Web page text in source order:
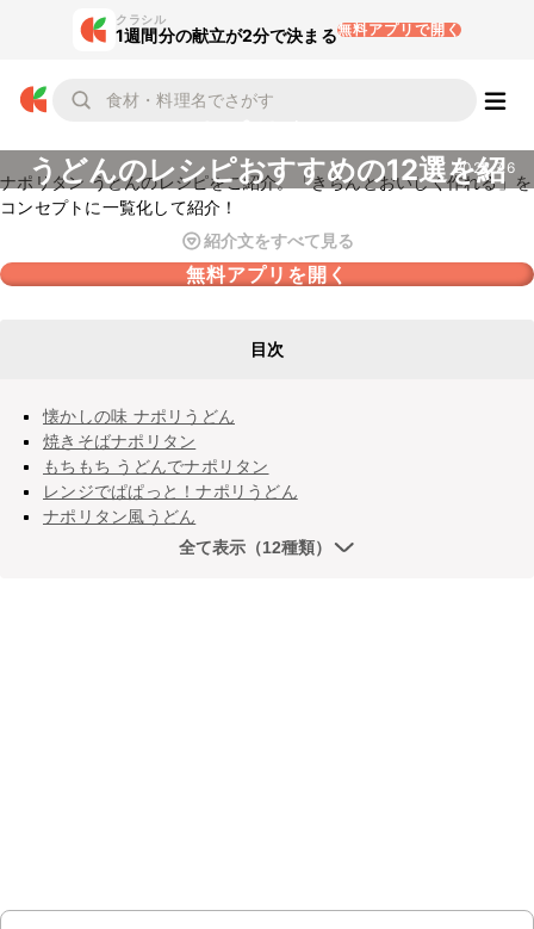
クラシル
1週間分の献立が2分で決まる無料アプリで開く
うどんのレシピおすすめの12選を紹
2022.7.6
ナポリタン うどんのレシピをご紹介。「きちんとおいしく作れる」を
コンセプトに一覧化して紹介！
紹介文をすべて見る
無料アプリを開く
目次
懐かしの味 ナポリうどん
焼きそばナポリタン
もちもち うどんでナポリタン
レンジでぱぱっと！ナポリうどん
ナポリタン風うどん
全て表示（12種類）